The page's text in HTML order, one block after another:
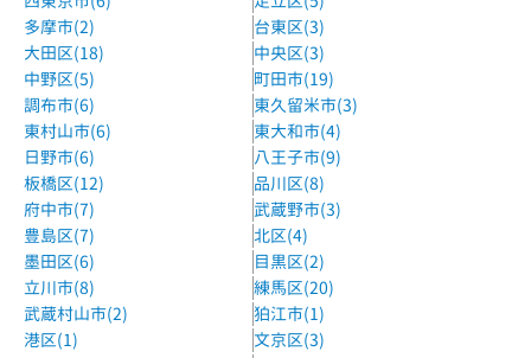
都営浅草線 西馬込駅 徒歩5分
森塾大森校
JR京浜東北線 大森駅 徒歩1分
森塾雪が谷大塚校
東急池上線 雪が谷大塚駅 徒歩１分
城南コベッツ蒲田駅前教室
JR京浜東北線 蒲田駅 徒歩1分、東急多摩川線・池上線 蒲田
駅 徒歩2分
久ケ原スポーツクラブ久ケ原校
東急池上線 池上駅 徒歩7分
多摩市(2)
台東区(3)
大田区(18)
中央区(3)
中野区(5)
町田市(19)
調布市(6)
東久留米市(3)
東村山市(6)
東大和市(4)
日野市(6)
八王子市(9)
板橋区(12)
品川区(8)
府中市(7)
武蔵野市(3)
豊島区(7)
北区(4)
墨田区(6)
目黒区(2)
立川市(8)
練馬区(20)
武蔵村山市(2)
狛江市(1)
港区(1)
文京区(3)